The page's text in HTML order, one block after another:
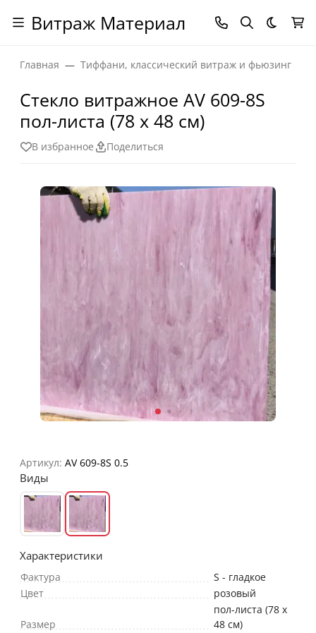
Витраж Материал Темная
Главная Тиффани, классический витраж и фьюзинг
Стекло витражное AV 609-8S
пол-листа (78 х 48 см)
В избранное Поделиться
Артикул: AV 609-8S 0.5
Виды
Характеристики
Фактура
S - гладкое
Цвет
розовый
Размер
пол-листа (78 х
48 см)